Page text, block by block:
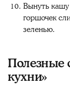
Вынуть
горшочек
зеленью.
Полезные
кухни»